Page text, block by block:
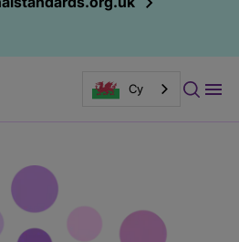
Cy